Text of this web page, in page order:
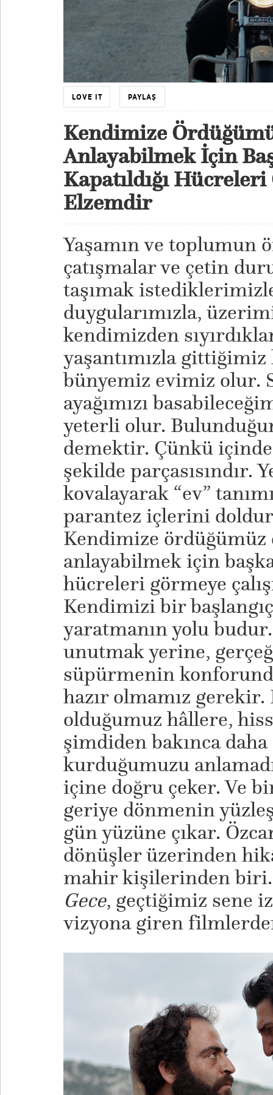
LOVE IT PAYLAŞ
Kendimize
Anlayabilmek İçin
Kapatıldığı
Elzemdir
Yaşamın ve toplumun
çatışmalar ve çetin
taşımak
duygularımızla,
kendimizden
yaşantımızla
bünyemiz evimiz olur.
ayağımızı
yeterli olur.
demektir. Çünkü
şekilde parçasısındır.
kovalayarak “ev”
parantez içlerini
Kendimize ördüğümüz
anlayabilmek için
hücreleri görmeye
Kendimizi bir
yaratmanın yolu budur.
unutmak yerine,
süpürmenin
hazır olmamız
olduğumuz hâllere,
şimdiden bakınca daha
kurduğumuzu
içine doğru çeker. Ve
geriye dönmenin
gün yüzüne çıkar.
dönüşler üzerinden
mahir kişilerinden
Gece, geçtiğimiz sene
vizyona giren